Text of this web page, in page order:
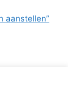
aanstellen”